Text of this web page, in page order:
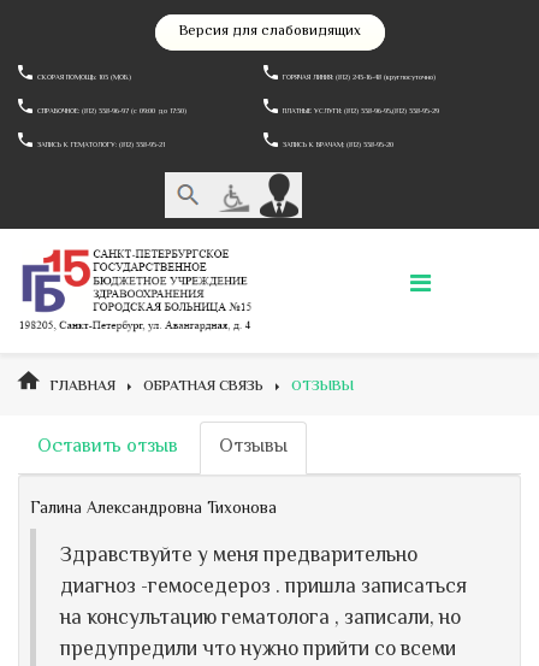
Версия для слабовидящих
СКОРАЯ ПОМОЩЬ: 103 (МОБ.)
СПРАВОЧНОЕ: (812) 338-96-97 (c 09:00 до 17:30)
ЗАПИСЬ К ГЕМАТОЛОГУ: (812) 338-95-21
ГОРЯЧАЯ ЛИНИЯ: (812) 243-16-48 (круглосуточно)
ПЛАТНЫЕ УСЛУГИ: (812) 338-96-95,(812) 338-95-29
ЗАПИСЬ К ВРАЧАМ: (812) 338-95-20
ГЛАВНАЯ ОБРАТНАЯ СВЯЗЬ ОТЗЫВЫ
Оставить отзыв Отзывы
Галина Александровна Тихонова
Здравствуйте у меня предварительно
диагноз -гемоседероз . пришла записаться
на консультацию гематолога , записали, но
предупредили что нужно прийти со всеми